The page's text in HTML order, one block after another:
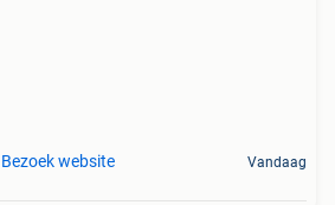
Bezoek website Vandaag